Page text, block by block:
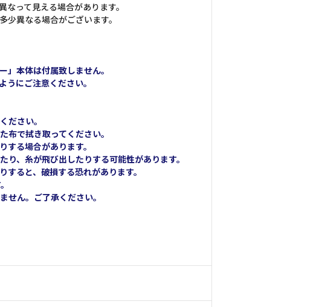
って見える場合があります。
異なる場合がございます。
本体は付属致しません。
にご注意ください。
ださい。
で拭き取ってください。
る場合があります。
、糸が飛び出したりする可能性があります。
ると、破損する恐れがあります。
ん。ご了承ください。